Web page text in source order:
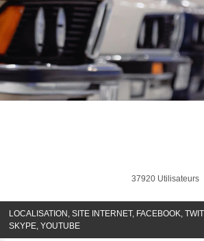
37920 Utilisateurs
LOCALISATION, SITE INTERNET, FACEBOOK,
SKYPE, YOUTUBE